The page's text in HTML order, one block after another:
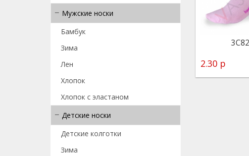
Мужские носки
Бамбук
Зима
Лен
Хлопок
Хлопок с эластаном
Детские носки
Детские колготки
Зима
2.30 р